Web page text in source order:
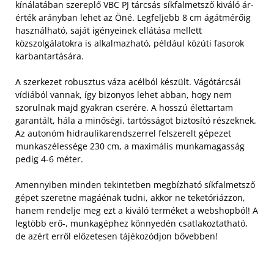
kínálatában szereplő VBC PJ tárcsás síkfalmetsző kiváló ár-
érték arányban lehet az Öné. Legfeljebb 8 cm ágátmérőig
használható, saját igényeinek ellátása mellett
közszolgálatokra is alkalmazható, például közúti fasorok
karbantartására.
A szerkezet robusztus váza acélból készült. Vágótárcsái
vídiából vannak, így bizonyos lehet abban, hogy nem
szorulnak majd gyakran cserére. A hosszú élettartam
garantált, hála a minőségi, tartósságot biztosító részeknek.
Az autonóm hidraulikarendszerrel felszerelt gépezet
munkaszélessége 230 cm, a maximális munkamagasság
pedig 4-6 méter.
Amennyiben minden tekintetben megbízható síkfalmetsző
gépet szeretne magáénak tudni, akkor ne teketóriázzon,
hanem rendelje meg ezt a kiváló terméket a webshopból! A
legtöbb erő-, munkagéphez könnyedén csatlakoztatható,
de azért erről előzetesen tájékozódjon bővebben!